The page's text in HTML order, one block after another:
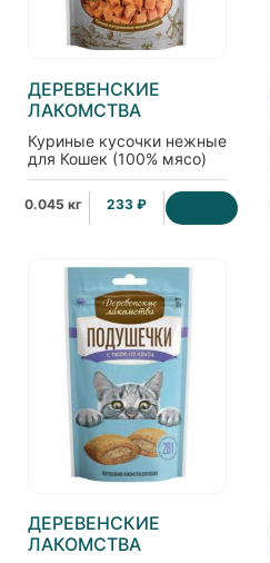
ДЕРЕВЕНСКИЕ
ЛАКОМСТВА
Куриные кусочки нежные
для Кошек (100% мясо)
0.045 кг 233 ₽
ДЕРЕВЕНСКИЕ
ЛАКОМСТВА